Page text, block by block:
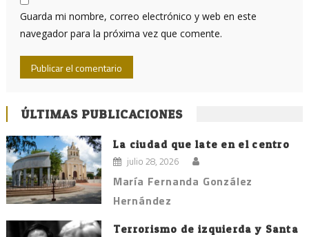
Guarda mi nombre, correo electrónico y web en este
navegador para la próxima vez que comente.
ÚLTIMAS PUBLICACIONES
La ciudad que late en el centro
julio 28, 2026
María Fernanda González
Hernández
Terrorismo de izquierda y Santa